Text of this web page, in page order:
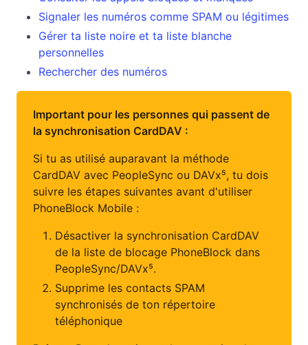
Signaler les numéros comme SPAM ou légitimes
Gérer ta liste noire et ta liste blanche
personnelles
Rechercher des numéros
Important pour les personnes qui passent de
la synchronisation CardDAV :
Si tu as utilisé auparavant la méthode
CardDAV avec PeopleSync ou DAVx⁵, tu dois
suivre les étapes suivantes avant d'utiliser
PhoneBlock Mobile :
Désactiver la synchronisation CardDAV
de la liste de blocage PhoneBlock dans
PeopleSync/DAVx⁵.
Supprime les contacts SPAM
synchronisés de ton répertoire
téléphonique